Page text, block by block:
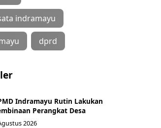
indramayu
dprd
Indramayu Rutin Lakukan
Perangkat Desa
2026